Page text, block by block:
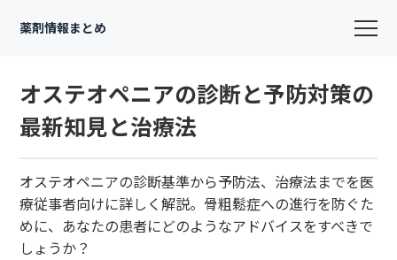
薬剤情報まとめ
オステオペニアの診断と予防対策の
最新知見と治療法
オステオペニアの診断基準から予防法、治療法までを医
療従事者向けに詳しく解説。骨粗鬆症への進行を防ぐた
めに、あなたの患者にどのようなアドバイスをすべきで
しょうか？